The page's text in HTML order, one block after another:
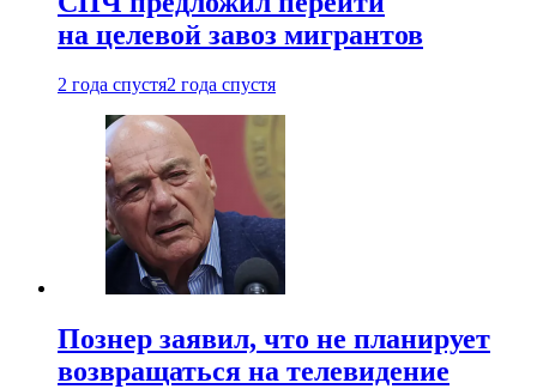
на целевой завоз мигрантов
2 года спустя2 года спустя
Познер заявил, что не планирует
возвращаться на телевидение